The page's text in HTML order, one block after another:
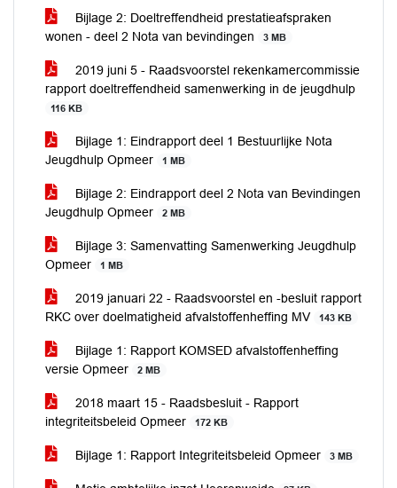
Bijlage 2: Doeltreffendheid prestatieafspraken
wonen - deel 2 Nota van bevindingen
3 MB
2019 juni 5 - Raadsvoorstel rekenkamercommissie
rapport doeltreffendheid samenwerking in de jeugdhulp
116 KB
Bijlage 1: Eindrapport deel 1 Bestuurlijke Nota
Jeugdhulp Opmeer
1 MB
Bijlage 2: Eindrapport deel 2 Nota van Bevindingen
Jeugdhulp Opmeer
2 MB
Bijlage 3: Samenvatting Samenwerking Jeugdhulp
Opmeer
1 MB
2019 januari 22 - Raadsvoorstel en -besluit rapport
RKC over doelmatigheid afvalstoffenheffing MV
143 KB
Bijlage 1: Rapport KOMSED afvalstoffenheffing
versie Opmeer
2 MB
2018 maart 15 - Raadsbesluit - Rapport
integriteitsbeleid Opmeer
172 KB
Bijlage 1: Rapport Integriteitsbeleid Opmeer 3 MB